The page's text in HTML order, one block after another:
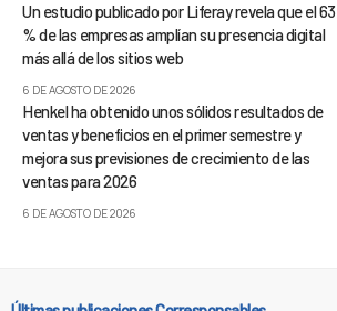
Un estudio publicado por Liferay revela que el 63
% de las empresas amplían su presencia digital
más allá de los sitios web
6 DE AGOSTO DE 2026
Henkel ha obtenido unos sólidos resultados de
ventas y beneficios en el primer semestre y
mejora sus previsiones de crecimiento de las
ventas para 2026
6 DE AGOSTO DE 2026